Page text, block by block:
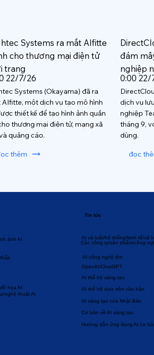
Systems ra mắt AIfitte
cho thương mại điện tử
trang
22/7/26
Systems (Okayama) đã ra
AIfitte, một dịch vụ tạo mô hình
thiết kế để tạo hình ảnh quần
thương mại điện tử, mạng xã
quảng cáo.
thêm
đám
nghiệp
0:00 22/
dịch vụ
nghiệp
tháng 9,
dùng.
đọc
ảnh AI
họa AI
nghệ thuật AI
Tin tức
AI và luật/hệ thống/kinh tế/xã
Các công ty/sản phẩm/công
AI công nghệ lớn
OpenAI/ChatGPT
AI thế hệ sáng tạo
AI thế hệ dựa trên văn bản
AI sáng tạo của Nhật Bản
Cơ bản về AI sáng tạo
Hướng dẫn ứng dụng AI cơ